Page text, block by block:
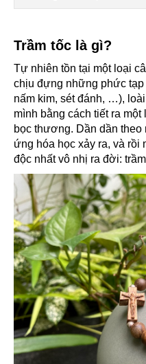
Trầm tốc là gì?
Tự nhiên tồn tại một loại
chịu đựng những phức tạp
nấm kim, sét đánh, …),
mình bằng cách tiết ra
bọc thương. Dần dần theo
ứng hóa học xảy ra, và
độc nhất vô nhị ra đời: